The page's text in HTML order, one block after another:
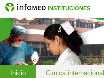
INSTITUCIONES
Inicio Clínica internacional